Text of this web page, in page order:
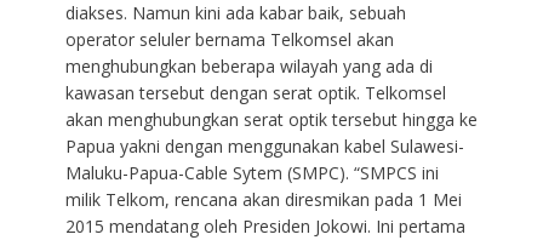
diakses. Namun kini ada kabar baik, sebuah
operator seluler bernama Telkomsel akan
menghubungkan beberapa wilayah yang ada di
kawasan tersebut dengan serat optik. Telkomsel
akan menghubungkan serat optik tersebut hingga ke
Papua yakni dengan menggunakan kabel Sulawesi-
Maluku-Papua-Cable Sytem (SMPC). “SMPCS ini
milik Telkom, rencana akan diresmikan pada 1 Mei
2015 mendatang oleh Presiden Jokowi. Ini pertama